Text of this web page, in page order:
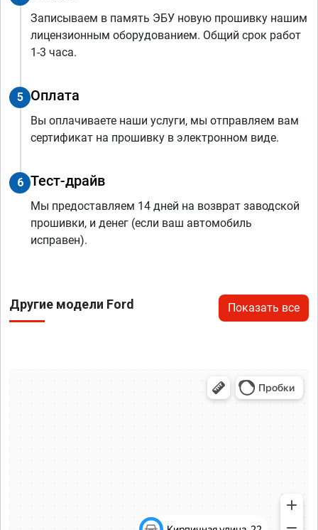
Записываем в память ЭБУ новую прошивку нашим
лицензионным оборудованием. Общий срок работ
1-3 часа.
5 Оплата
Вы оплачиваете наши услуги, мы отправляем вам
сертификат на прошивку в электронном виде.
6 Тест-драйв
Мы предоставляем 14 дней на возврат заводской
прошивки, и денег (если ваш автомобиль
исправен).
Другие модели Ford Показать все